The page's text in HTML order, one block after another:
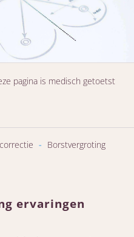
pagina is medisch getoetst
- Borstvergroting
ervaringen